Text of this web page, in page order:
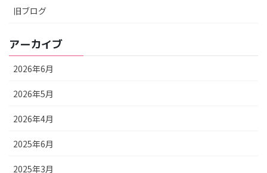
旧ブログ
アーカイブ
2026年6月
2026年5月
2026年4月
2025年6月
2025年3月